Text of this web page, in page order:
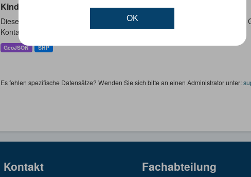
OK
Kindertageseinrichtungen
Dieser Datensatz beinhaltet die Darstellung der Kindertagesstätten im Kreis
Kontaktinformationen.
GeoJSON SHP
Es fehlen spezifische Datensätze? Wenden Sie sich bitte an einen Administrator unter:
Kontakt Fachabteilung